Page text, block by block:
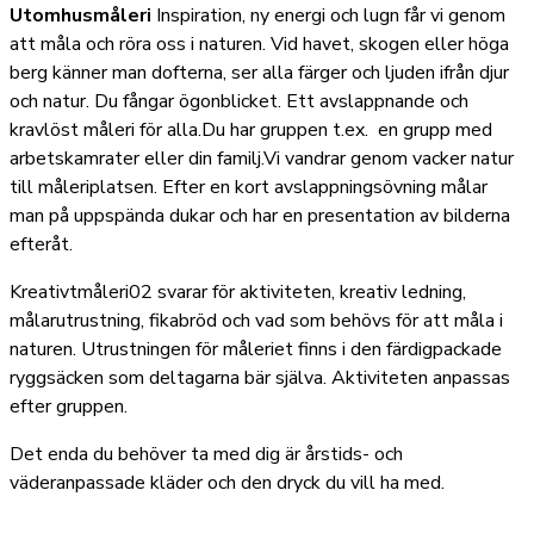
Utomhusmåleri Inspiration, ny energi och lugn får vi genom
att måla och röra oss i naturen. Vid havet, skogen eller höga
berg känner man dofterna, ser alla färger och ljuden ifrån djur
och natur. Du fångar ögonblicket. Ett avslappnande och
kravlöst måleri för alla.Du har gruppen t.ex. en grupp med
arbetskamrater eller din familj.Vi vandrar genom vacker natur
till måleriplatsen. Efter en kort avslappningsövning målar
man på uppspända dukar och har en presentation av bilderna
efteråt.
Kreativtmåleri02 svarar för aktiviteten, kreativ ledning,
målarutrustning, fikabröd och vad som behövs för att måla i
naturen. Utrustningen för måleriet finns i den färdigpackade
ryggsäcken som deltagarna bär själva. Aktiviteten anpassas
efter gruppen.
Det enda du behöver ta med dig är årstids- och
väderanpassade kläder och den dryck du vill ha med.